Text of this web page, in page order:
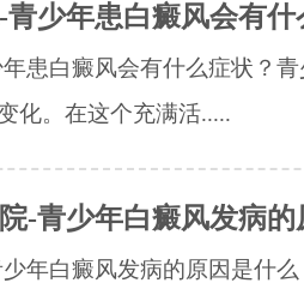
少年患白癜风会有什
患白癜风会有什么症状？
化。在这个充满活.....
-青少年白癜风发病的
年白癜风发病的原因是什